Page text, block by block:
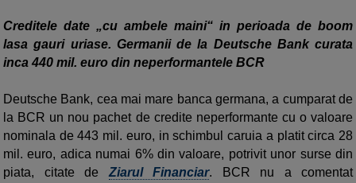
Creditele date „cu ambele maini“ in perioada de boom
lasa gauri uriase. Germanii de la Deutsche Bank curata
inca 440 mil. euro din neperformantele BCR
Deutsche Bank, cea mai mare banca germana, a cumparat de
la BCR un nou pachet de credite neperformante cu o valoare
nominala de 443 mil. euro, in schimbul caruia a platit circa 28
mil. euro, adica numai 6% din valoare, potrivit unor surse din
piata, citate de Ziarul Financiar. BCR nu a comentat